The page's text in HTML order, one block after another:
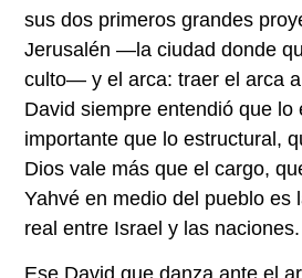
sus dos primeros grandes
Jerusalén —la ciudad donde
culto— y el arca: traer el arca
David siempre entendió que lo
importante que lo estructural,
Dios vale más que el cargo,
Yahvé en medio del pueblo es
real entre Israel y las naciones.